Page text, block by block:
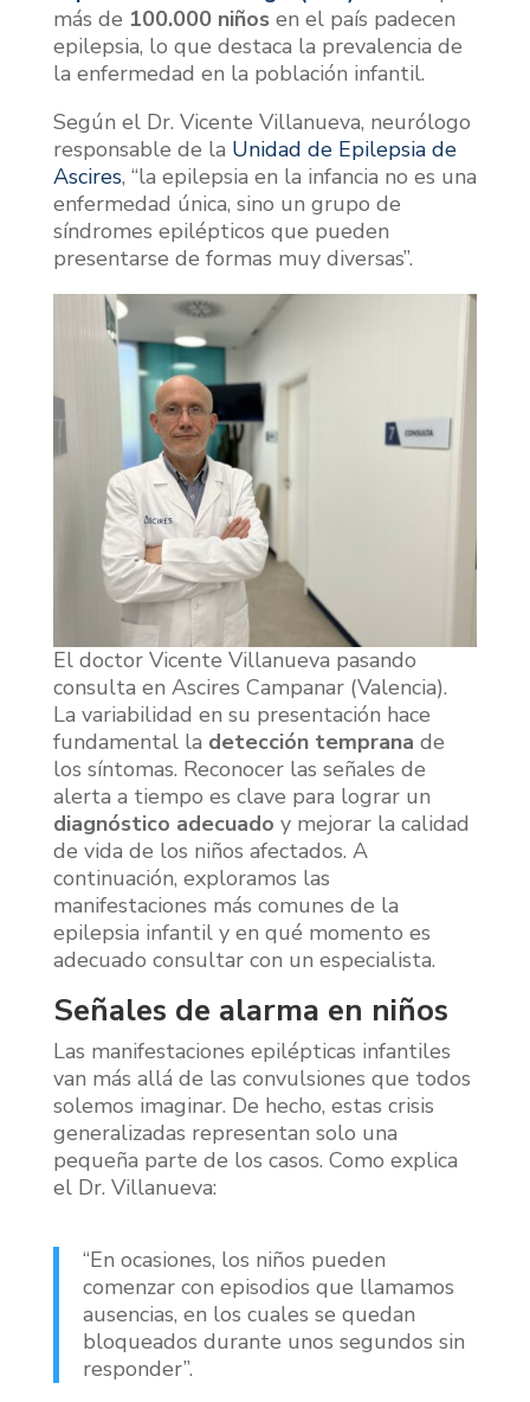
más de 100.000 niñosen el país padecen
epilepsia, lo que destaca la prevalencia de
la enfermedad en la población infantil.
Según el Dr. Vicente Villanueva, neurólogo
responsable de la Unidad de Epilepsia de
Ascires, “la epilepsia en la infancia no es una
enfermedad única, sino un grupo de
síndromes epilépticos que pueden
presentarse de formas muy diversas”.
El doctor Vicente Villanueva pasando
consulta en Ascires Campanar (Valencia).
La variabilidad en su presentación hace
fundamental la detección temprana de
los síntomas. Reconocer las señales de
alerta a tiempo es clave para lograr un
diagnóstico adecuado y mejorar la calidad
de vida de los niños afectados. A
continuación, exploramos las
manifestaciones más comunes de la
epilepsia infantil y en qué momento es
adecuado consultar con un especialista.
Señales de alarma en niños
Las manifestaciones epilépticas infantiles
van más allá de las convulsiones que todos
solemos imaginar. De hecho, estas crisis
generalizadas representan solo una
pequeña parte de los casos. Como explica
el Dr. Villanueva:
“En ocasiones, los niños pueden
comenzar con episodios que llamamos
ausencias, en los cuales se quedan
bloqueados durante unos segundos sin
responder”.